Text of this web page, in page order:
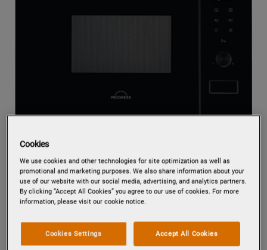
Tapez pour zoomer
MICRO-ONDES ENCASTRABLE 19
Cookies
We use cookies and other technologies for site optimization as well as
promotional and marketing purposes. We also share information about your
use of our website with our social media, advertising, and analytics partners.
By clicking “Accept All Cookies” you agree to our use of cookies. For more
information, please visit our cookie notice.
Accept All Cookies
Cookies Settings